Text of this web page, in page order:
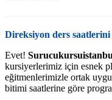
Direksiyon ders
Evet!
kursiyerlerimiz için esnek
eğitmenlerimizle ortak
bitimi saatlerine göre